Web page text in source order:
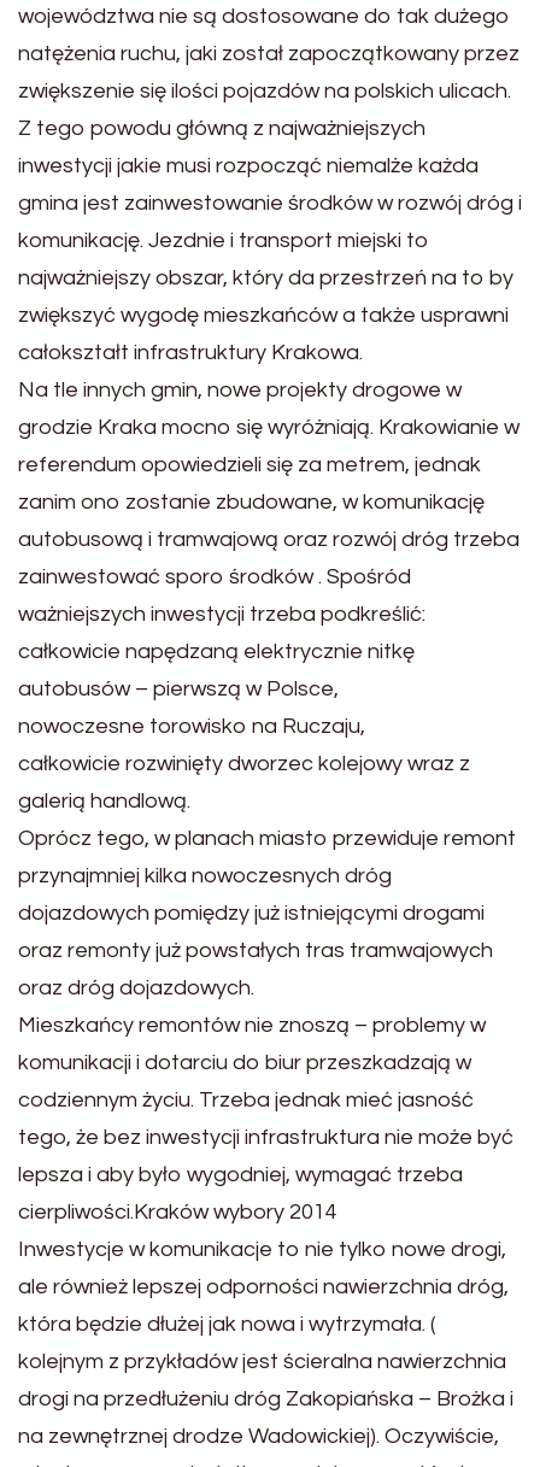
województwa nie są dostosowane do tak dużego
natężenia ruchu, jaki został zapoczątkowany przez
zwiększenie się ilości pojazdów na polskich ulicach.
Z tego powodu główną z najważniejszych
inwestycji jakie musi rozpocząć niemalże każda
gmina jest zainwestowanie środków w rozwój dróg i
komunikację. Jezdnie i transport miejski to
najważniejszy obszar, który da przestrzeń na to by
zwiększyć wygodę mieszkańców a także usprawni
całokształt infrastruktury Krakowa.
Na tle innych gmin, nowe projekty drogowe w
grodzie Kraka mocno się wyróżniają. Krakowianie w
referendum opowiedzieli się za metrem, jednak
zanim ono zostanie zbudowane, w komunikację
autobusową i tramwajową oraz rozwój dróg trzeba
zainwestować sporo środków . Spośród
ważniejszych inwestycji trzeba podkreślić:
całkowicie napędzaną elektrycznie nitkę
autobusów – pierwszą w Polsce,
nowoczesne torowisko na Ruczaju,
całkowicie rozwinięty dworzec kolejowy wraz z
galerią handlową.
Oprócz tego, w planach miasto przewiduje remont
przynajmniej kilka nowoczesnych dróg
dojazdowych pomiędzy już istniejącymi drogami
oraz remonty już powstałych tras tramwajowych
oraz dróg dojazdowych.
Mieszkańcy remontów nie znoszą – problemy w
komunikacji i dotarciu do biur przeszkadzają w
codziennym życiu. Trzeba jednak mieć jasność
tego, że bez inwestycji infrastruktura nie może być
lepsza i aby było wygodniej, wymagać trzeba
cierpliwości.Kraków wybory 2014
Inwestycje w komunikacje to nie tylko nowe drogi,
ale również lepszej odporności nawierzchnia dróg,
która będzie dłużej jak nowa i wytrzymała. (
kolejnym z przykładów jest ścieralna nawierzchnia
drogi na przedłużeniu dróg Zakopiańska – Brożka i
na zewnętrznej drodze Wadowickiej). Oczywiście,